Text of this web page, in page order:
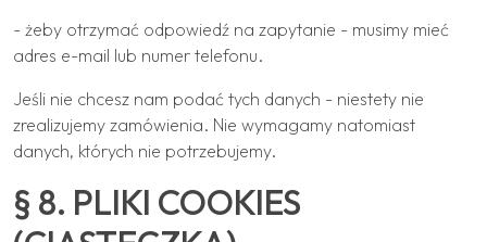
- żeby otrzymać odpowiedź na zapytanie - musimy mieć
adres e-mail lub numer telefonu.
Jeśli nie chcesz nam podać tych danych - niestety nie
zrealizujemy zamówienia. Nie wymagamy natomiast
danych, których nie potrzebujemy.
§ 8. PLIKI COOKIES